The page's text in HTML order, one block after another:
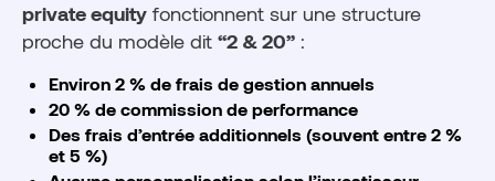
private equity fonctionnent sur une structure
proche du modèle dit “2 & 20” :
Environ 2 % de frais de gestion annuels
20 % de commission de performance
Des frais d’entrée additionnels (souvent entre 2 %
et 5 %)